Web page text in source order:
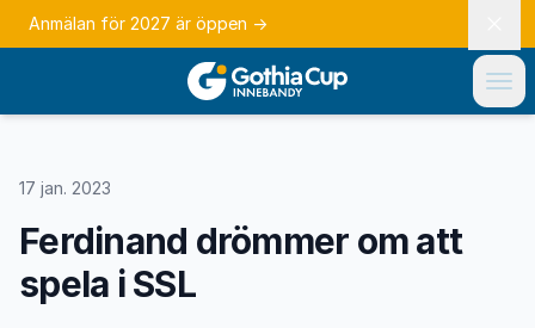
Anmälan för 2027 är öppen →
17 jan. 2023
Ferdinand drömmer om att
spela i SSL